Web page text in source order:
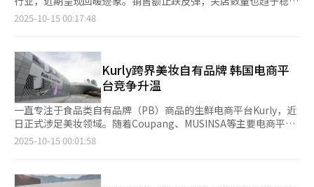
团整体营收微降1.7%，但香水与化妆品部门逆势增长1.8%，旗下
丝芙兰也保持2%以上增长。分析人士认为，这类产品价格较低、
在韩国，10多岁至30多岁消费者已成为“微奢”消费主力。他们
倾向于用香气和妆容表达自我，而非依赖传统奢侈品来彰显地位。
其中，香水市场的表现尤为突出。韩国三大百货公司上半年香水销
售均增长超过两位数，乐天同比上涨15%，新世界21.2%，现代超
过20%。 法国小众品牌Creed在女团aespa成员宁艺卓公开提及是
最爱的香水后爆红，Kilian也由于演员车珠英的使用而人气飙升。
新世界国际旗下EX NIHILO营收在今年1至8月同比增长120%，产
品中售价40万韩元（约合人民币2000元）的“蓝色护身符香
底、香氛护肤品销售均保持上升趋势。与其一次性投入高昂金额购
买包包或珠宝，不少年轻人更愿意每月花几十万韩元购入能日常使
定，业界普遍预计随着消费信心恢复，这一上升势头将持续至明年
家。 值得注意的是，这是自1988年韩国便利店起步以来，首次出
现门店总数同比减少的情况。今年上半年便利店关店步伐加快，3
至5月分别减少87家、48家和165家、6月更是减少258家。不过，
下半年情况明显好转，7月减少54家、8月仅减少22家，降幅明显
收窄。业内分析认为，随着门店结构调整和经营效率提升，便利店
数量已逐步趋于稳定。 与此同时，根据产业通商资源部数据，今
年第一季度三大便利店销售额同比下降0.4%，这一数值是2013年
开始统计以来的首次下滑；第二季度继续小幅下降0.5%。但进入7
元），同比上升2.2%（5.5042万亿韩元），实现明显回升。预计9
2025-10-15 00:17:48
Kurly跨界美妆自有品牌 韩国电商平
台竞争升温
一直专注于食品类自有品牌（PB）商品的生鲜电商平台Kurly，近
日正式涉足美妆领域。随着Coupang、MUSINSA等主要电商平台
相继推出PB产品，Kurly的加入预计将进一步加剧市场竞争。 据韩
三周年。招聘岗位包括美妆专业买手（MD）、营销、PB商品企
2025-10-15 00:01:58